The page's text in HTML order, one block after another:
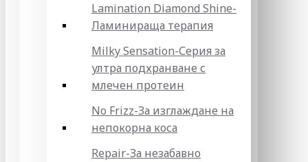
Lamination Diamond Shine-
Ламинираща терапия
Milky Sensation-Серия за
ултра подхранване с
млечен протеин
No Frizz-За изглаждане на
непокорна коса
Repair-За незабавно